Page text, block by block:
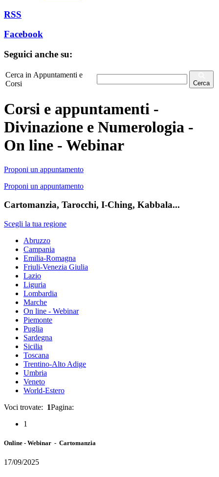
RSS
Facebook
Seguici anche su:
Cerca in Appuntamenti e
Corsi
Cerca
Corsi e appuntamenti -
Divinazione e Numerologia -
On line - Webinar
Proponi un appuntamento
Proponi un appuntamento
Cartomanzia, Tarocchi, I-Ching, Kabbala...
Scegli la tua regione
Abruzzo
Campania
Emilia-Romagna
Friuli-Venezia Giulia
Lazio
Liguria
Lombardia
Marche
On line - Webinar
Piemonte
Puglia
Sardegna
Sicilia
Toscana
Trentino-Alto Adige
Umbria
Veneto
World-Estero
Voci trovate: 1Pagina:
1
Online - Webinar - Cartomanzia
17/09/2025